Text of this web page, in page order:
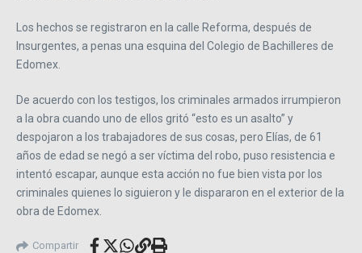
Los hechos se registraron en la calle Reforma, después de
Insurgentes, a penas una esquina del Colegio de Bachilleres de
Edomex.
De acuerdo con los testigos, los criminales armados irrumpieron
a la obra cuando uno de ellos gritó “esto es un asalto” y
despojaron a los trabajadores de sus cosas, pero Elías, de 61
años de edad se negó a ser víctima del robo, puso resistencia e
intentó escapar, aunque esta acción no fue bien vista por los
criminales quienes lo siguieron y le dispararon en el exterior de la
obra de Edomex.
Compartir